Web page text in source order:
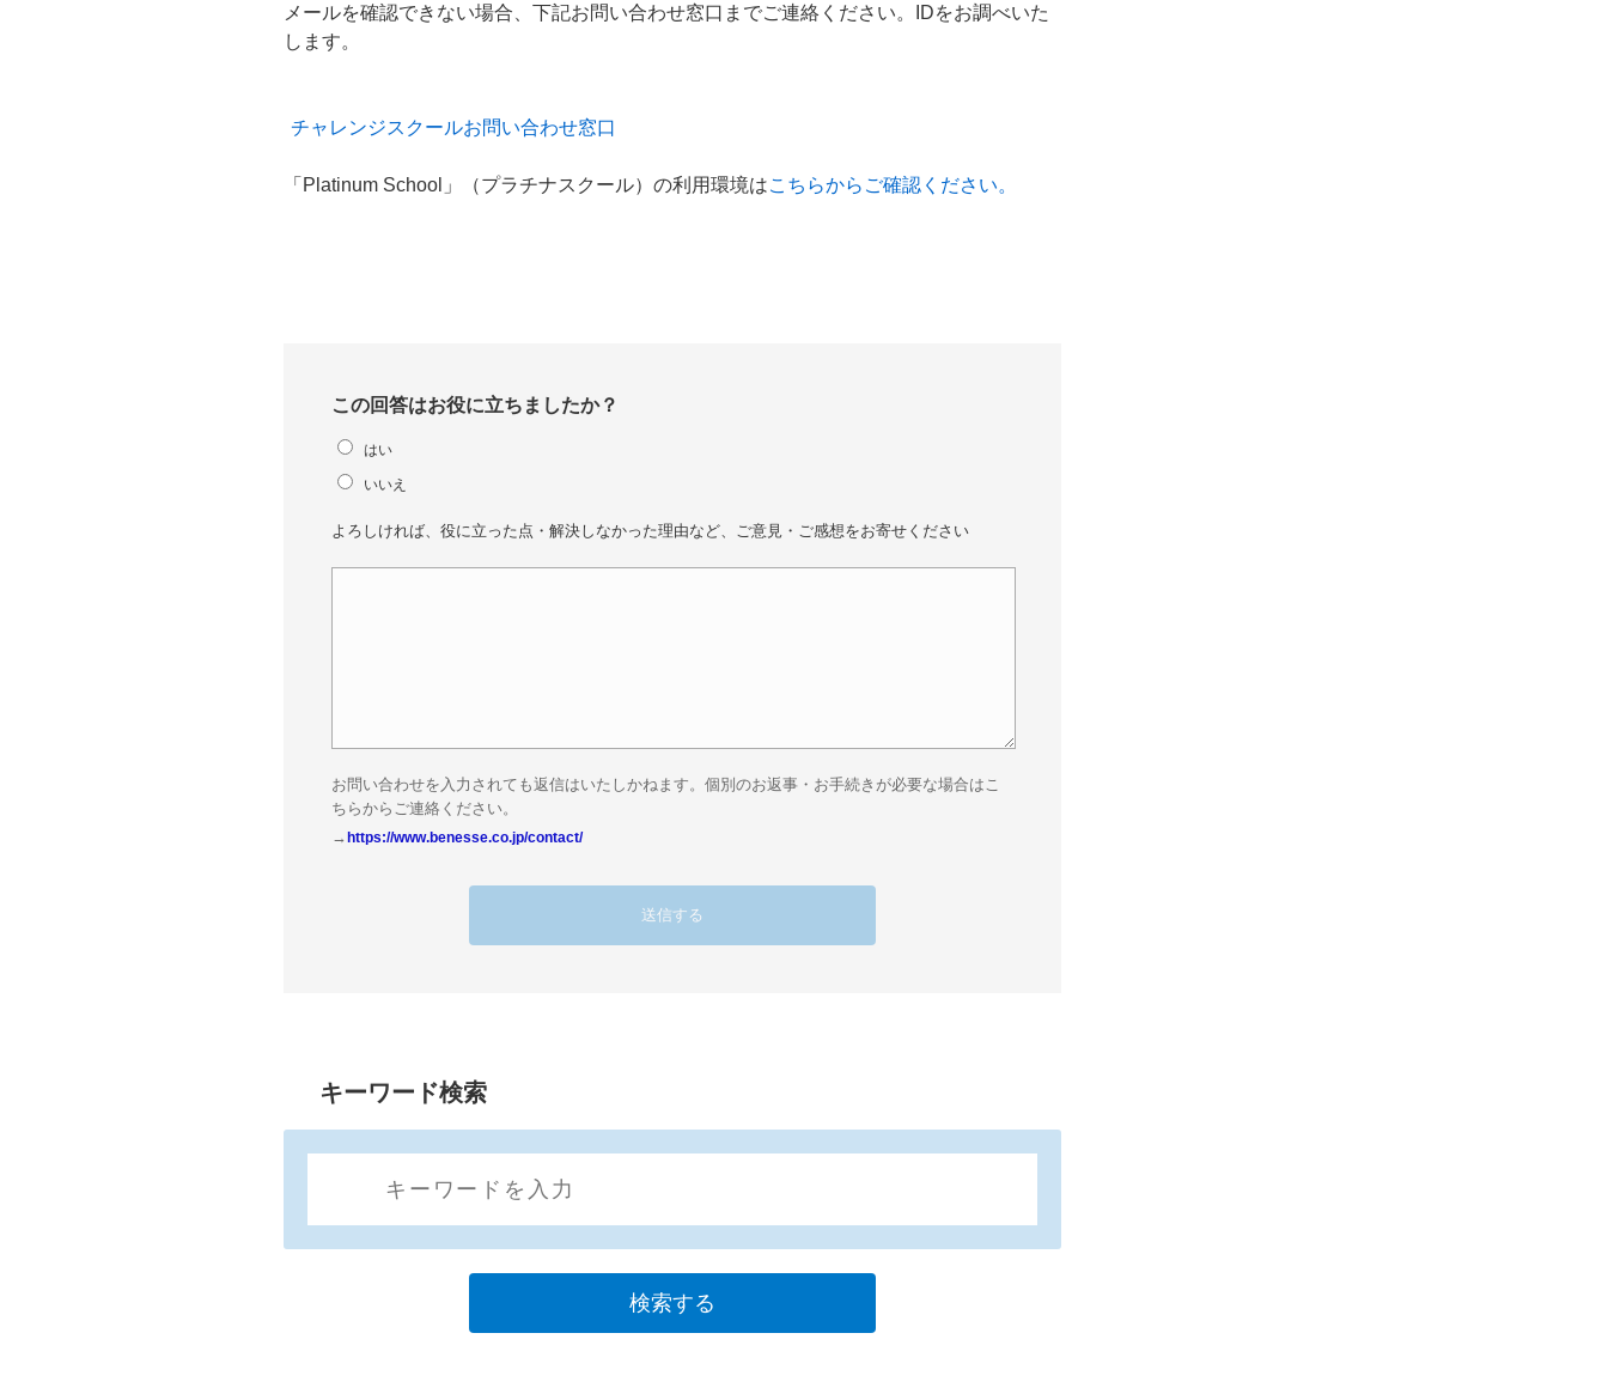
メールを確認できない場合、下記お問い合わせ窓口までご連絡ください。IDをお調べいた
します。
チャレンジスクールお問い合わせ窓口
「Platinum School」（プラチナスクール）の利用環境はこちらからご確認ください。
この回答はお役に立ちましたか？
はい
いいえ
よろしければ、役に立った点・解決しなかった理由など、ご意見・ご感想をお寄せください
お問い合わせを入力されても返信はいたしかねます。個別のお返事・お手続きが必要な場合はこ
ちらからご連絡ください。
→https://www.benesse.co.jp/contact/
キーワード検索